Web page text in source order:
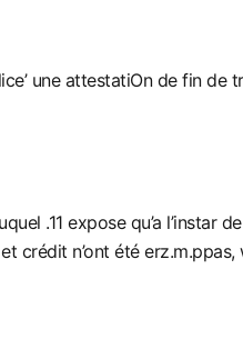
une attestatiOn de fin
.11 expose qu’a l’instar
crédit n’ont été